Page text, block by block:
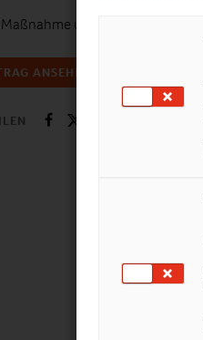
umgesetzt sein.
ANSEHEN